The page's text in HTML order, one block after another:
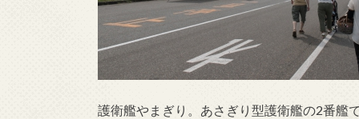
護衛艦やまぎり。あさぎり型護衛艦の2番艦